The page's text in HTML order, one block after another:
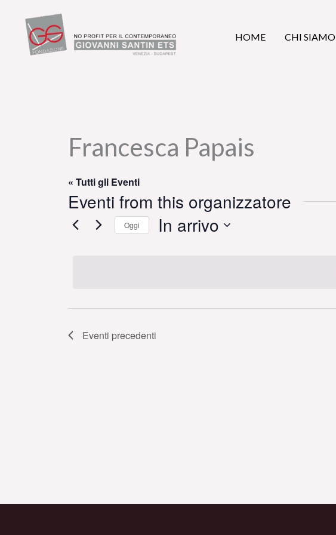
contenuto
HOME CHI SIAMO
Francesca Papais
« Tutti gli Eventi
Eventi from this organizzatore
Oggi In arrivo
Eventi precedenti